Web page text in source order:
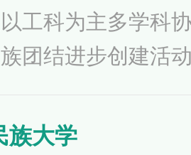
工科为主多学科
团结进步创建活
族大学